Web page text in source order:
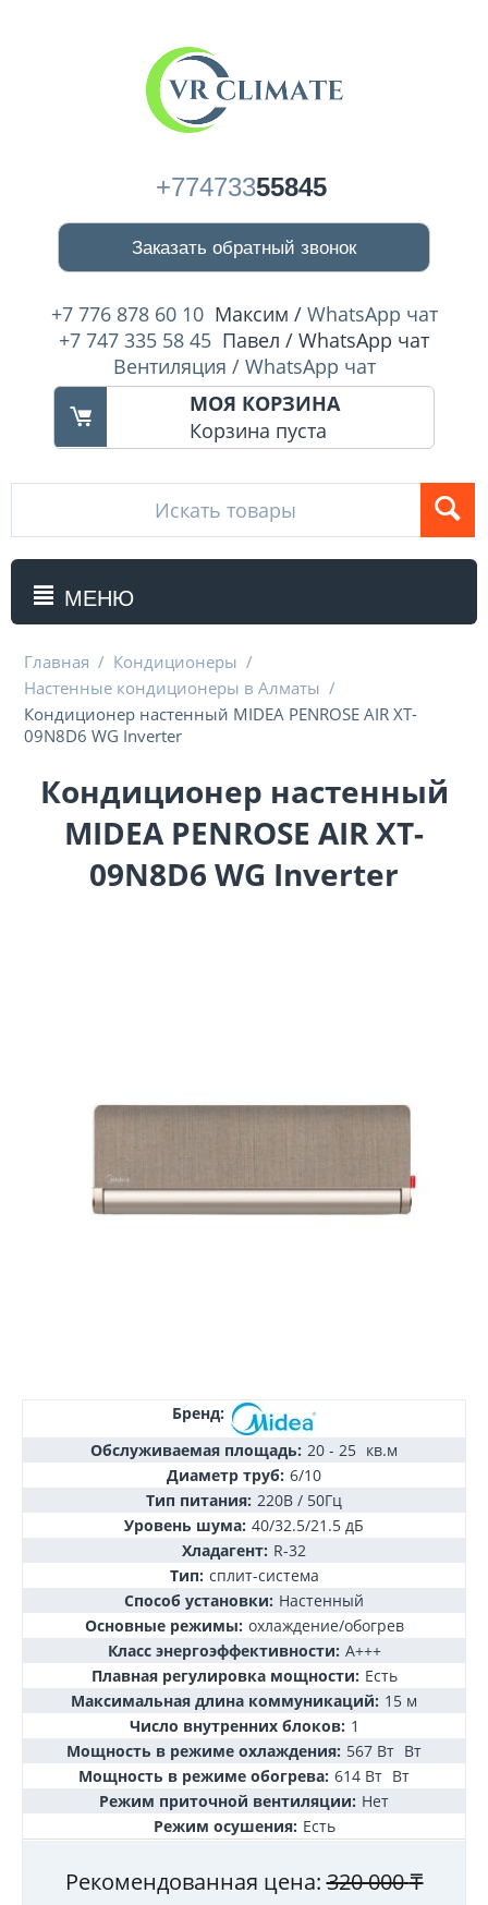
+77473355845
Заказать обратный звонок
+7 776 878 60 10 Максим / WhatsApp чат
+7 747 335 58 45 Павел / WhatsApp чат
Вентиляция / WhatsApp чат
МОЯ КОРЗИНА
Корзина пуста
МЕНЮ
Главная / Кондиционеры /
Настенные кондиционеры в Алматы /
Кондиционер настенный MIDEA PENROSE AIR XT-
09N8D6 WG Inverter
Кондиционер настенный
MIDEA PENROSE AIR XT-
09N8D6 WG Inverter
Бренд:
Обслуживаемая площадь: 20 - 25 кв.м
Диаметр труб: 6/10
Тип питания: 220В / 50Гц
Уровень шума: 40/32.5/21.5 дБ
Хладагент: R-32
Тип: сплит-система
Способ установки: Настенный
Основные режимы: охлаждение/обогрев
Класс энергоэффективности: А+++
Плавная регулировка мощности: Есть
Максимальная длина коммуникаций: 15 м
Число внутренних блоков: 1
Мощность в режиме охлаждения: 567 Вт Вт
Мощность в режиме обогрева: 614 Вт Вт
Режим приточной вентиляции: Нет
Режим осушения: Есть
Рекомендованная цена: 320 000₸